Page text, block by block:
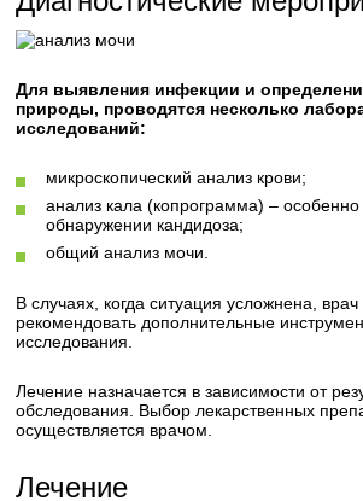
Для выявления инфекции и
природы, проводятся несколько
исследований:
микроскопический анализ крови;
анализ кала (копрограмма) –
обнаружении кандидоза;
общий анализ мочи.
В случаях, когда ситуация усложнена,
рекомендовать дополнительные
исследования.
Лечение назначается в зависимости от
обследования. Выбор лекарственных
осуществляется врачом.
Лечение